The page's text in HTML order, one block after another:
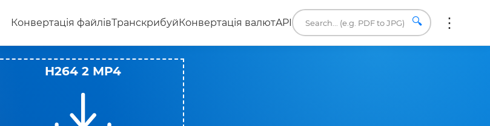
Конвертація файлівТранскрибуйКонвертація валютAPI 🔍
H264 2 MP4